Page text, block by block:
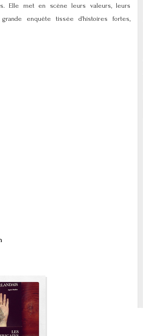
Elle met en scène leurs valeurs, leurs
enquête tissée d’histoires fortes,